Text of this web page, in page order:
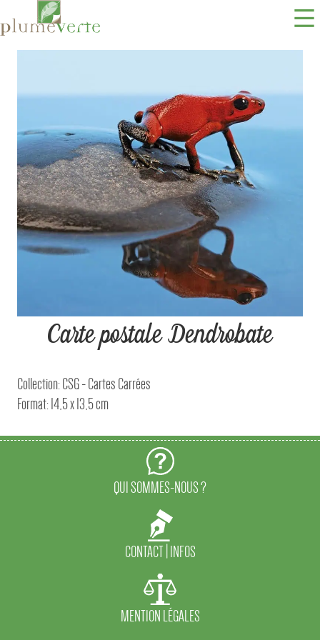
Carte postale Dendrobate
Collection: CSG - Cartes Carrées
Format: 14,5 x 13,5 cm
QUI SOMMES-NOUS ?
CONTACT | INFOS
MENTION LÉGALES